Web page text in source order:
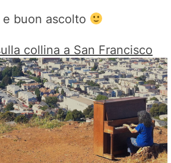
buon ascolto
collina a San Francisco